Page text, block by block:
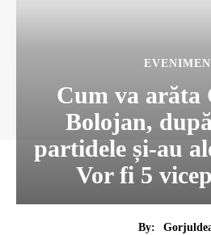
Cum va arăta
Bolojan,
partidele și-au
Vor fi 5
By: